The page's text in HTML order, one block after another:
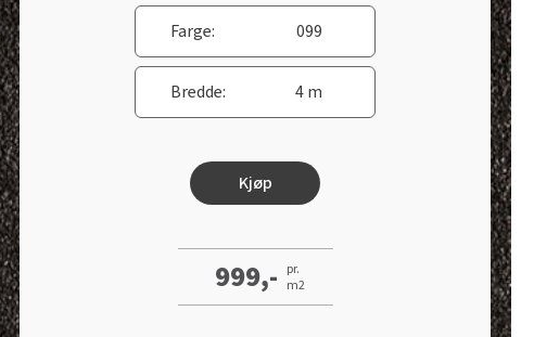
Farge: 099
Bredde: 4 m
Kjøp
999,- pr.
m2